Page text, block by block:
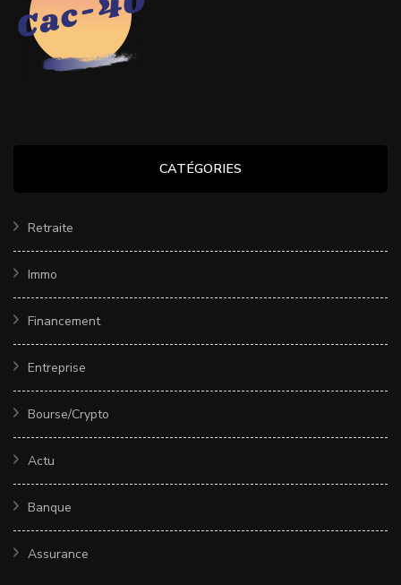
CATÉGORIES
Retraite
Immo
Financement
Entreprise
Bourse/Crypto
Actu
Banque
Assurance